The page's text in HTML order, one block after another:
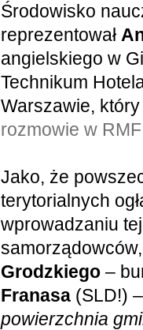
Środowisko
reprezentował
angielskiego w
Technikum
Warszawie,
rozmowie w
Jako, że
terytorialnych
wprowadzaniu
Grodzkiego–
Franasa(SLD!)
powierzchnia